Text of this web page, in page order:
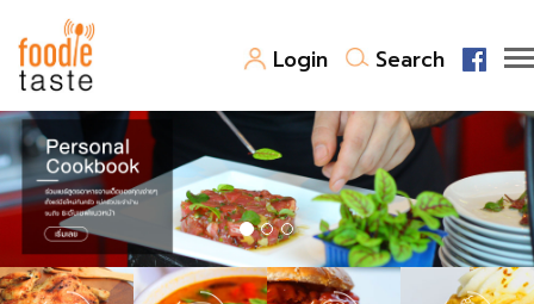
Login Search
สูตรอาหาร
สูตรอาหารล่าสุด
Top Foodie
พาไปชิม
สารพันก้นครัว